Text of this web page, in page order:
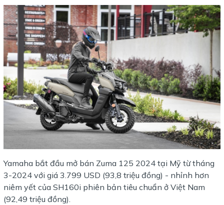
Yamaha bắt đầu mở bán Zuma 125 2024 tại Mỹ từ tháng
3-2024 với giá 3.799 USD (93,8 triệu đồng) - nhỉnh hơn
niêm yết của SH160i phiên bản tiêu chuẩn ở Việt Nam
(92,49 triệu đồng).